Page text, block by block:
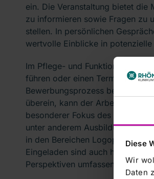
Diese
Wir
Daten
ein. Die Veranstaltung bietet die
zu informieren sowie Fragen zu
stellen. In persönlichen
wertvolle Einblicke in
Im Pflege- und Funktionsdienst
führen oder einen Termin dafür
Bewerbungsprozess
überein, kann der Arbeitsvertrag
besonderer Fokus des
unter anderem Ausbildungen in
in den Bereichen Logopädie,
Eingeladen sind auch herzlich
Perspektiven umfassend zu